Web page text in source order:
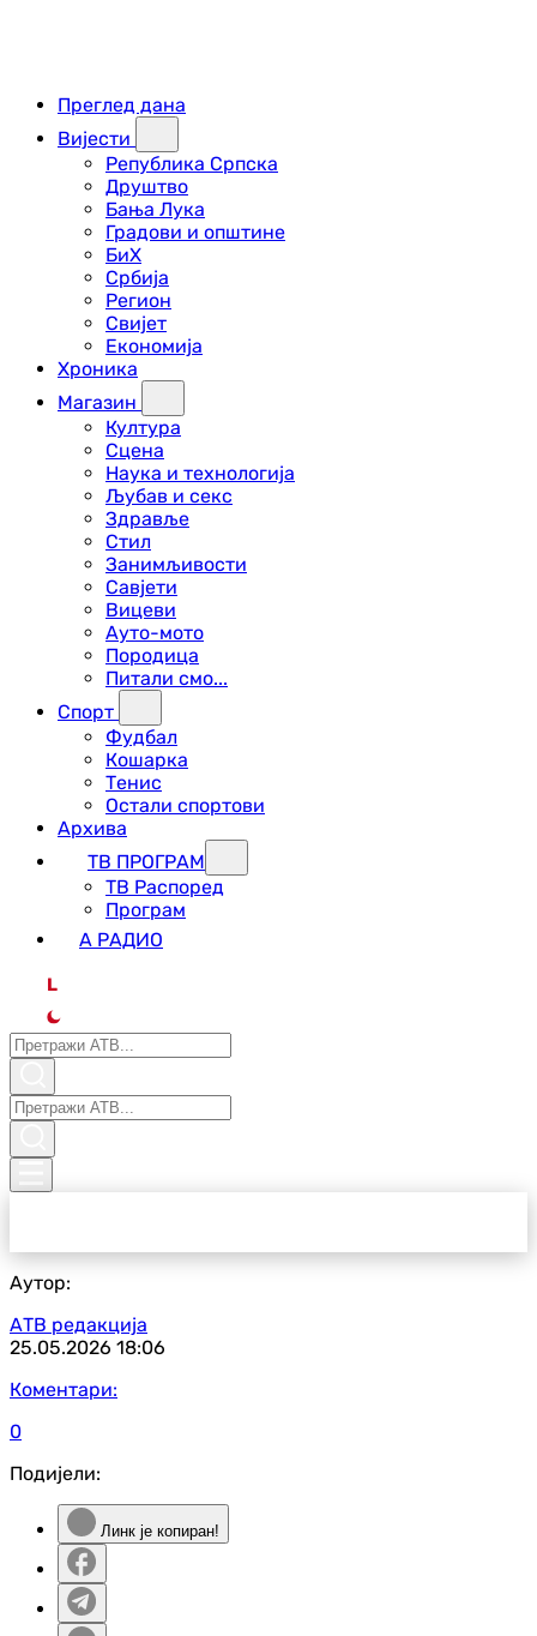
Преглед дана
Вијести
Република Српска
Друштво
Бања Лука
Градови и општине
БиХ
Србија
Регион
Свијет
Економија
Хроника
Магазин
Култура
Сцена
Наука и технологија
Љубав и секс
Здравље
Стил
Занимљивости
Савјети
Вицеви
Ауто-мото
Породица
Питали смо...
Спорт
Фудбал
Кошарка
Тенис
Остали спортови
Архива
ТВ ПРОГРАМ
ТВ Распоред
Програм
А РАДИО
L
Аутор:
АТВ редакција
25.05.2026 18:06
Коментари:
0
Подијели:
Линк је копиран!